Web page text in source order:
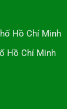
Hồ Chí Minh
Hồ Chí Minh